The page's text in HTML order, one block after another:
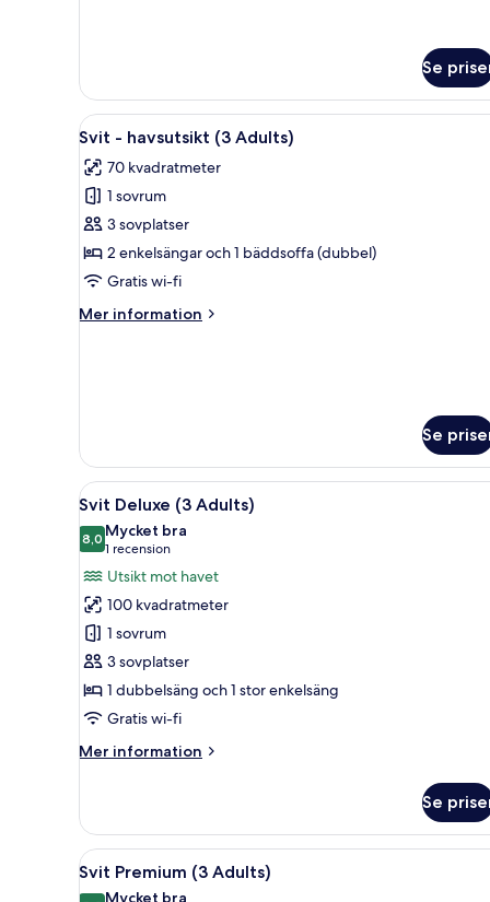
Adults
and
2
Se
Öppna
alla
foton
för
Svit
-
havsutsikt
Adults)
Ett modernt vardagsrum
11
Svit - havsutsikt (3 Adults)
70 kvadratmeter
1 sovrum
3 sovplatser
2 enkelsängar och 1 bäddsoffa (dubbel)
Gratis wi-fi
Mer information
Mer
Adults)
Se
Öppna
alla
foton
för
Svit
Deluxe
(3
Adults)
Ett sovrum med ett stort
7
Svit Deluxe (3 Adults)
8,08,0 av 10
Mycket bra
1 recension
(1 recension)
Utsikt mot havet
100 kvadratmeter
1 sovrum
3 sovplatser
1 dubbelsäng och 1 stor enkelsäng
Gratis wi-fi
Mer information
Mer
Deluxe
(3
Adults)
Se
Öppna
alla
Ett modernt vardagsrum
9
Svit Premium (3 Adults)
Mycket bra